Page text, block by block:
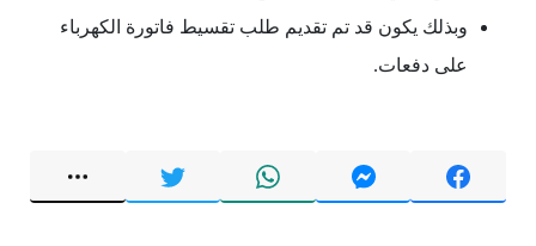
وبذلك يكون قد تم تقديم طلب تقسيط فاتورة الكهرباء
على دفعات.